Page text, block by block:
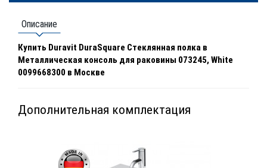
Описание
Купить Duravit DuraSquare Стеклянная полка в
Металлическая консоль для раковины 073245, White
0099668300 в Москве
Дополнительная комплектация